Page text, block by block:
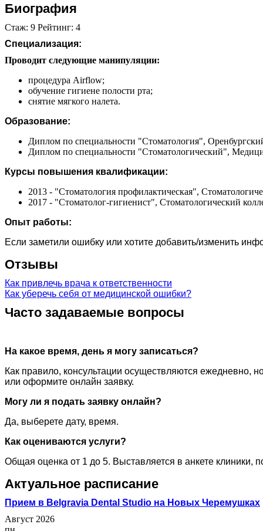
Биография
Стаж: 9 Рейтинг: 4
Специализация:
Проводит следующие манипуляции:
процедура Airflow;
обучение гигиене полости рта;
снятие мягкого налета.
Образование:
Диплом по специальности "Стоматология",
Диплом по специальности "Стоматологический",
Курсы повышения квалификации:
2013 - "Стоматология профилактическая",
2017 - "Стоматолог-гигиенист", Стоматологический
Опыт работы:
Если заметили ошибку или хотите добавить/изменить
Отзывы
Как привлечь врача к ответственности
Как уберечь себя от медицинской ошибки?
Часто задаваемые вопросы
На какое время, день я могу записаться?
Как правило, консультации осуществляются ежедневно,
или оформите онлайн заявку.
Могу ли я подать заявку онлайн?
Да, выберете дату, время.
Как оцениваются услуги?
Общая оценка от 1 до 5. Выставляется в анкете клиники,
Актуальное расписание
Прием в Belgravia Dental Studio на Новых Черемушках
Август 2026